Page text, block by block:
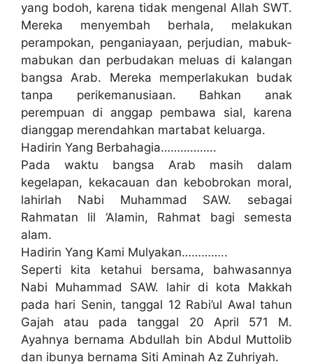
yang bodoh, karena tidak mengenal Allah SWT.
Mereka menyembah berhala, melakukan
perampokan, penganiayaan, perjudian, mabuk-
mabukan dan perbudakan meluas di kalangan
bangsa Arab. Mereka memperlakukan budak
tanpa perikemanusiaan. Bahkan anak
perempuan di anggap pembawa sial, karena
dianggap merendahkan martabat keluarga.
Hadirin Yang Berbahagia……………..
Pada waktu bangsa Arab masih dalam
kegelapan, kekacauan dan kebobrokan moral,
lahirlah Nabi Muhammad SAW. sebagai
Rahmatan lil ‘Alamin, Rahmat bagi semesta
alam.
Hadirin Yang Kami Mulyakan…………..
Seperti kita ketahui bersama, bahwasannya
Nabi Muhammad SAW. lahir di kota Makkah
pada hari Senin, tanggal 12 Rabi’ul Awal tahun
Gajah atau pada tanggal 20 April 571 M.
Ayahnya bernama Abdullah bin Abdul Muttolib
dan ibunya bernama Siti Aminah Az Zuhriyah.